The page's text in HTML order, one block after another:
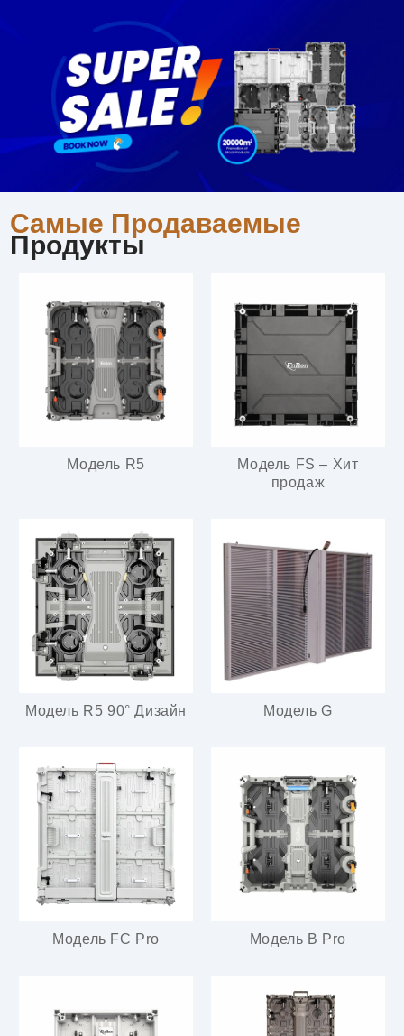
Самые Продаваемые
Продукты
Модель R5
Модель FS – Хит
продаж
Модель R5 90° Дизайн Модель G
Модель FC Pro Модель B Pro